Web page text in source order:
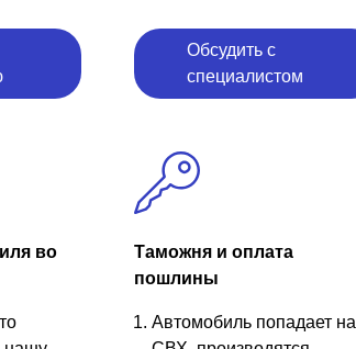
Обсудить с
специалистом
во
Таможня и оплата
пошлины
Автомобиль попадает на